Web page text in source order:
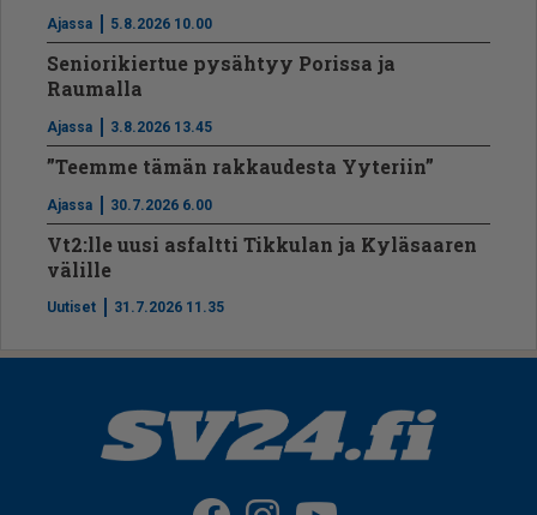
Ajassa 5.8.2026 10.00
Seniorikiertue pysähtyy Porissa ja
Raumalla
Ajassa 3.8.2026 13.45
”Teemme tämän rakkaudesta Yyteriin”
Ajassa 30.7.2026 6.00
Vt2:lle uusi asfaltti Tikkulan ja Kyläsaaren
välille
Uutiset 31.7.2026 11.35